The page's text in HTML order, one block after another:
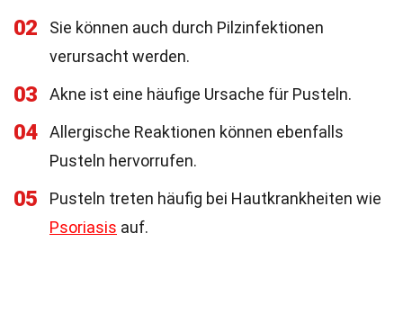
02
Sie können auch durch Pilzinfektionen
verursacht werden.
03 Akne ist eine häufige Ursache für Pusteln.
04
Allergische Reaktionen können ebenfalls
Pusteln hervorrufen.
05
Pusteln treten häufig bei Hautkrankheiten wie
Psoriasis auf.